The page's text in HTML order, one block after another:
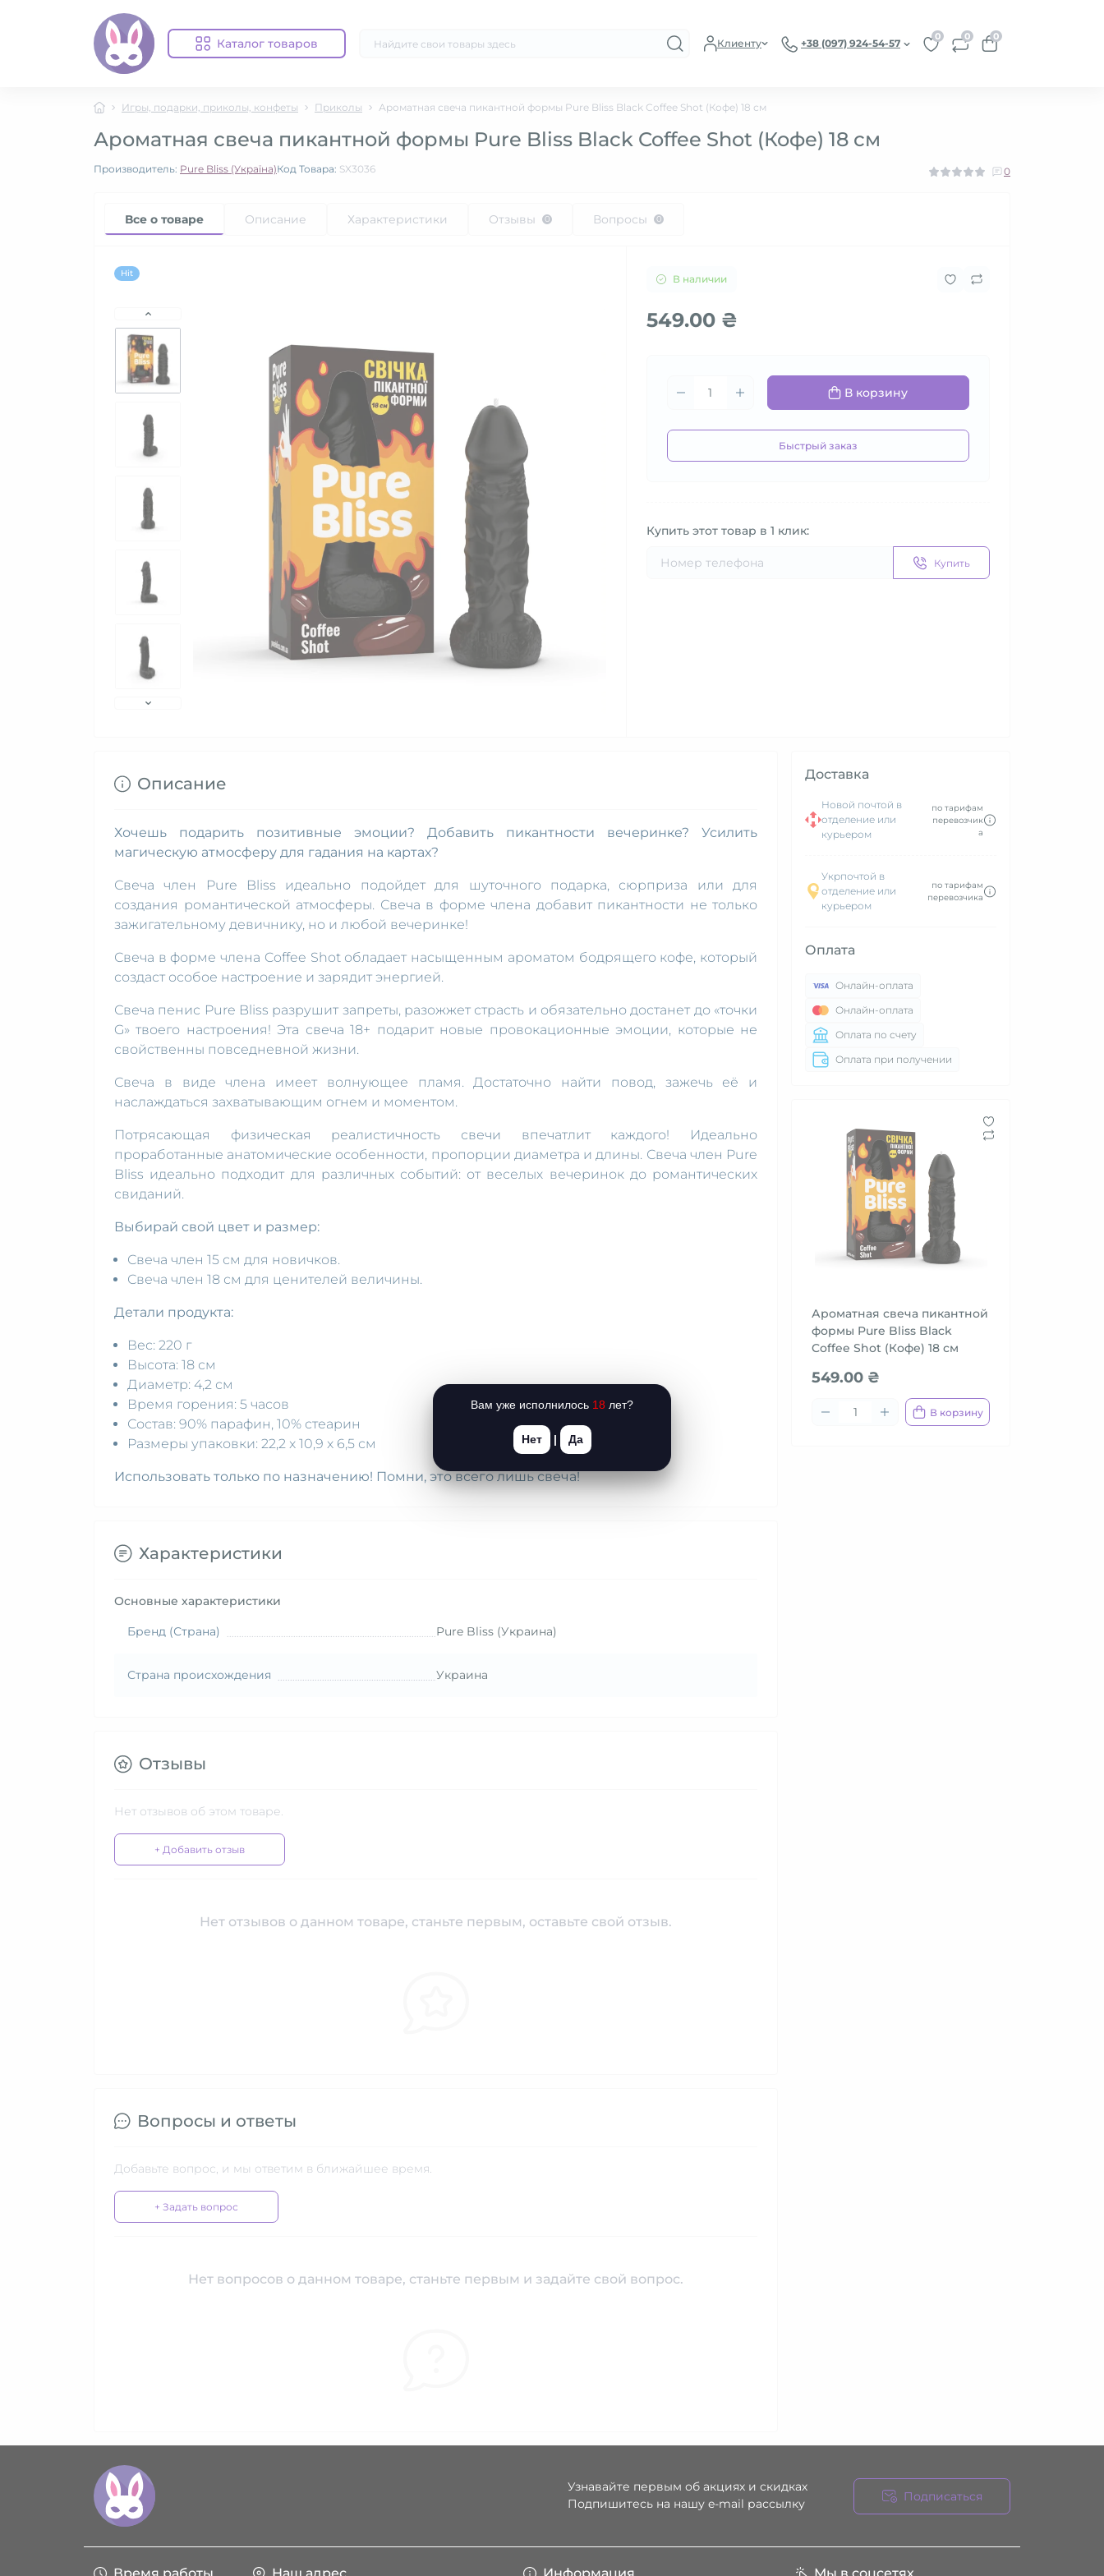
Каталог товаров Клиенту +38 (097) 924-54-57
0 0 0
Игры, подарки, приколы, конфеты Приколы Ароматная свеча пикантной формы Pure Bliss Black Coffee Shot (Кофе) 18 см
Ароматная свеча пикантной формы Pure Bliss Black Coffee Shot (Кофе) 18 см
Производитель: Pure Bliss (Україна)Код Товара: SX3036 0
Все о товаре Описание Характеристики Отзывы 0 Вопросы 0
Hit В наличии
549.00 ₴
В корзину
Быстрый заказ
Купить этот товар в 1 клик:
Купить
Доставка
Новой почтой в
отделение или
курьером
по тарифам
перевозчик
а
Укрпочтой в
отделение или
курьером
по тарифам
перевозчика
Оплата
Онлайн-оплата
Онлайн-оплата
Оплата по счету
Оплата при получении
Ароматная свеча пикантной
формы Pure Bliss Black
Coffee Shot (Кофе) 18 см
549.00 ₴
В корзину
Описание
Хочешь подарить позитивные эмоции? Добавить пикантности вечеринке? Усилить
магическую атмосферу для гадания на картах?
Свеча член Pure Bliss идеально подойдет для шуточного подарка, сюрприза или для
создания романтической атмосферы. Свеча в форме члена добавит пикантности не только
зажигательному девичнику, но и любой вечеринке!
Свеча в форме члена Coffee Shot обладает насыщенным ароматом бодрящего кофе, который
создаст особое настроение и зарядит энергией.
Свеча пенис Pure Bliss разрушит запреты, разожжет страсть и обязательно достанет до «точки
G» твоего настроения! Эта свеча 18+ подарит новые провокационные эмоции, которые не
свойственны повседневной жизни.
Свеча в виде члена имеет волнующее пламя. Достаточно найти повод, зажечь её и
наслаждаться захватывающим огнем и моментом.
Потрясающая физическая реалистичность свечи впечатлит каждого! Идеально
проработанные анатомические особенности, пропорции диаметра и длины. Свеча член Pure
Bliss идеально подходит для различных событий: от веселых вечеринок до романтических
свиданий.
Выбирай свой цвет и размер:
Свеча член 15 см для новичков.
Свеча член 18 см для ценителей величины.
Детали продукта:
Вес: 220 г
Высота: 18 см
Диаметр: 4,2 см
Время горения: 5 часов
Состав: 90% парафин, 10% стеарин
Размеры упаковки: 22,2 x 10,9 x 6,5 см
Использовать только по назначению! Помни, это всего лишь свеча!
Характеристики
Основные характеристики
Бренд (Страна) Pure Bliss (Украина)
Страна происхождения Украина
Отзывы
Нет отзывов об этом товаре.
+ Добавить отзыв
Нет отзывов о данном товаре, станьте первым, оставьте свой отзыв.
Вопросы и ответы
Добавьте вопрос, и мы ответим в ближайшее время.
+ Задать вопрос
Нет вопросов о данном товаре, станьте первым и задайте свой вопрос.
Узнавайте первым об акциях и скидках
Подпишитесь на нашу e-mail рассылку
Подписаться
Вам уже исполнилось 18 лет?
Нет | Да